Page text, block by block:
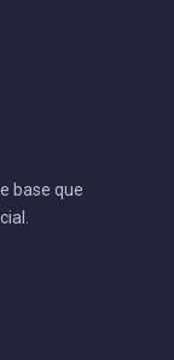
base que